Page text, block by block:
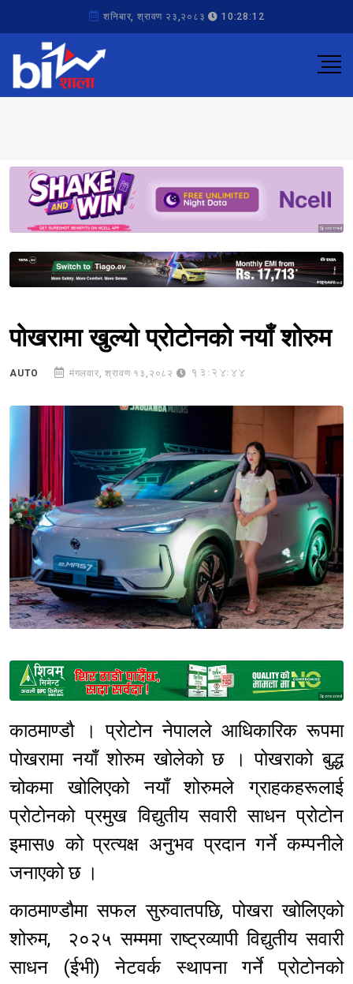
शनिबार, श्रावण २३,२०८३ 10:28:12
Sponsored
Sponsored
पोखरामा खुल्यो प्रोटोनको नयाँ शोरुम
AUTO मंगलवार, श्रावण १३,२०८२ 13:24:44
Sponsored
काठमाण्डौ । प्रोटोन नेपालले आधिकारिक रूपमा
पोखरामा नयाँ शोरुम खोलेको छ । पोखराको बुद्ध
चोकमा खोलिएको नयाँ शोरुमले ग्राहकहरूलाई
प्रोटोनको प्रमुख विद्युतीय सवारी साधन प्रोटोन
इमास७ को प्रत्यक्ष अनुभव प्रदान गर्ने कम्पनीले
जनाएको छ ।
काठमाण्डौमा सफल सुरुवातपछि, पोखरा खोलिएको
शोरुम, २०२५ सम्ममा राष्ट्रव्यापी विद्युतीय सवारी
साधन (ईभी) नेटवर्क स्थापना गर्ने प्रोटोनको